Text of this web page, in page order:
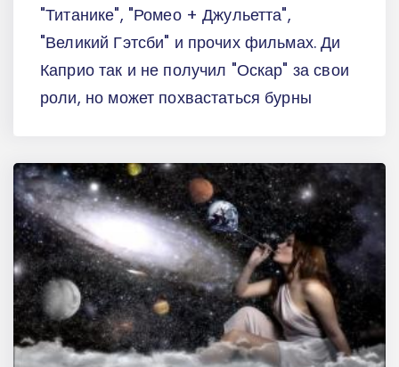
"Титанике", "Ромео + Джульетта",
"Великий Гэтсби" и прочих фильмах. Ди
Каприо так и не получил "Оскар" за свои
роли, но может похвастаться бурны